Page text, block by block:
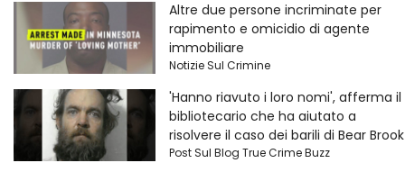
Altre due persone incriminate per
rapimento e omicidio di agente
immobiliare
Notizie Sul Crimine
'Hanno riavuto i loro nomi', afferma il
bibliotecario che ha aiutato a
risolvere il caso dei barili di Bear Brook
Post Sul Blog True Crime Buzz